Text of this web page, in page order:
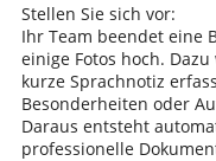
Stellen Sie sich vor:
Ihr Team beendet eine
einige Fotos hoch.
kurze Sprachnotiz
Besonderheiten oder
Daraus entsteht
professionelle